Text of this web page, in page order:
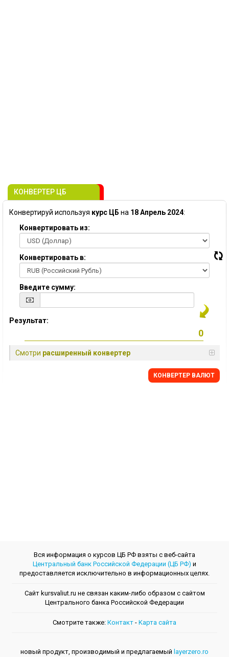
КОНВЕРТЕР ЦБ
Конвертируй используя курс ЦБ на 18 Апрель 2024:
Конвертировать из:
Конвертировать в:
Введите сумму:
Результат:
Смотри расширенный конвертер
КОНВЕРТЕР ВАЛЮТ
Вся информация о курсов ЦБ РФ взяты с веб-сайта
Центральный банк Российской Федерации (ЦБ РФ) и
предоставляется исключительно в информационных целях.
Сайт kursvaliut.ru не связан каким-либо образом с сайтом
Центрального банкa Российской Федерации
Смотрите также: Контакт - Kарта сайта
новый продукт, производимый и предлагаемый layerzero.ro